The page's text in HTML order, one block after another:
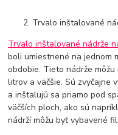
Trvalo inštalované
Trvalo inštalované nádrže
boli umiestnené na jednom
obdobie. Tieto nádrže
litrov a väčšie. Sú zvyčajne
a inštalujú sa priamo pod
väčších ploch, ako sú
nádrží môžu byť vybavené